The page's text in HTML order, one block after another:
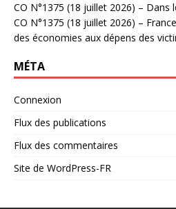
CO N°1375 (18 juillet 2026) – Dans
CO N°1375 (18 juillet 2026) –
des économies aux dépens des
MÉTA
Connexion
Flux des publications
Flux des commentaires
Site de WordPress-FR